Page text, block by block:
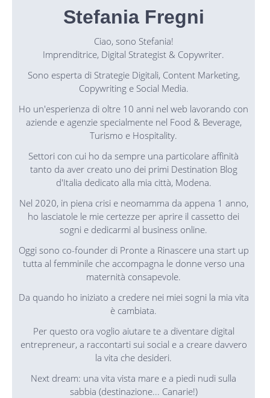
Stefania Fregni
Ciao, sono Stefania!
Imprenditrice, Digital Strategist & Copywriter.
Sono esperta di Strategie Digitali, Content Marketing,
Copywriting e Social Media.
Ho un'esperienza di oltre 10 anni nel web lavorando con
aziende e agenzie specialmente nel Food & Beverage,
Turismo e Hospitality.
Settori con cui ho da sempre una particolare affinità
tanto da aver creato uno dei primi Destination Blog
d'Italia dedicato alla mia città, Modena.
Nel 2020, in piena crisi e neomamma da appena 1 anno,
ho lasciatole le mie certezze per aprire il cassetto dei
sogni e dedicarmi al business online.
Oggi sono co-founder di Pronte a Rinascere una start up
tutta al femminile che accompagna le donne verso una
maternità consapevole.
Da quando ho iniziato a credere nei miei sogni la mia vita
è cambiata.
Per questo ora voglio aiutare te a diventare digital
entrepreneur, a raccontarti sui social e a creare davvero
la vita che desideri.
Next dream: una vita vista mare e a piedi nudi sulla
sabbia (destinazione... Canarie!)